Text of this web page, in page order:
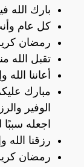
بارك الله
كل عام
رمضان
تقبل الله
أعاننا
مبارك
الوفير
اجعله سببًا
رزقنا
رمضان